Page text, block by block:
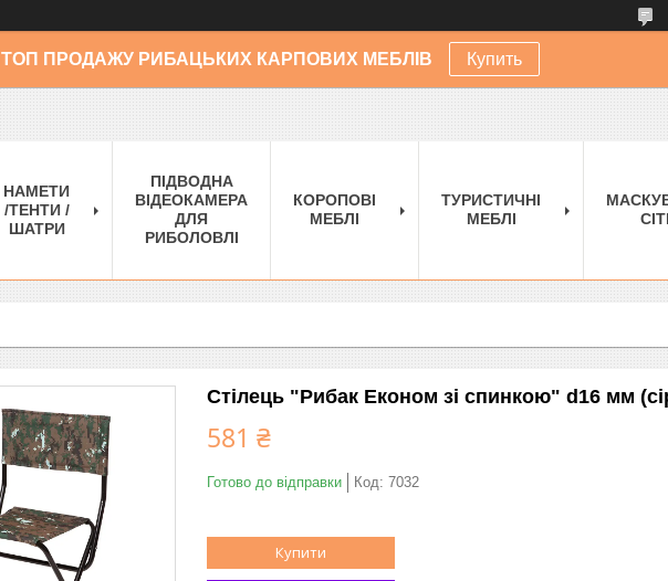
ТОП ПРОДАЖУ РИБАЦЬКИХ КАРПОВИХ МЕБЛІВ Купить
НАМЕТИ
/ТЕНТИ /
ШАТРИ
ПІДВОДНА
ВІДЕОКАМЕРА
ДЛЯ
РИБОЛОВЛІ
КОРОПОВІ
МЕБЛІ
ТУРИСТИЧНІ
МЕБЛІ
Стілець "Рибак Економ зі спинкою" d16 мм
581 ₴
Готово до відправки Код: 7032
Купити